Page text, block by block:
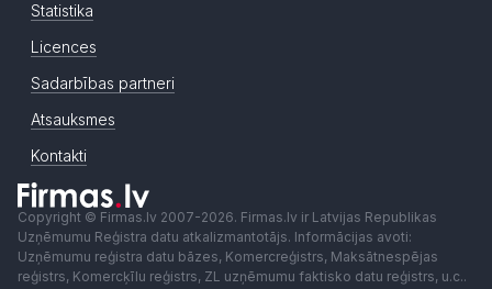
Statistika
Licences
Sadarbības partneri
Atsauksmes
Kontakti
Copyright © Firmas.lv 2007-2026. Firmas.lv ir Latvijas Republikas
Uzņēmumu Reģistra datu atkalizmantotājs. Informācijas avoti:
Uzņēmumu reģistra datu bāzes, Komercreģistrs, Maksātnespējas
reģistrs, Komercķīlu reģistrs, ZL uzņēmumu faktisko datu reģistrs, u.c..